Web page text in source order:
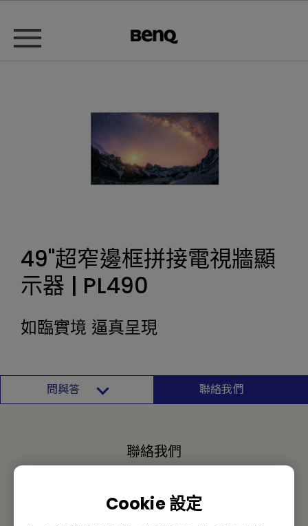
Cookie 設定
49"超窄邊框拼接電視牆顯
示器 | PL490
如臨實境 逼真呈現
問與答 聯絡我們
聯絡我們